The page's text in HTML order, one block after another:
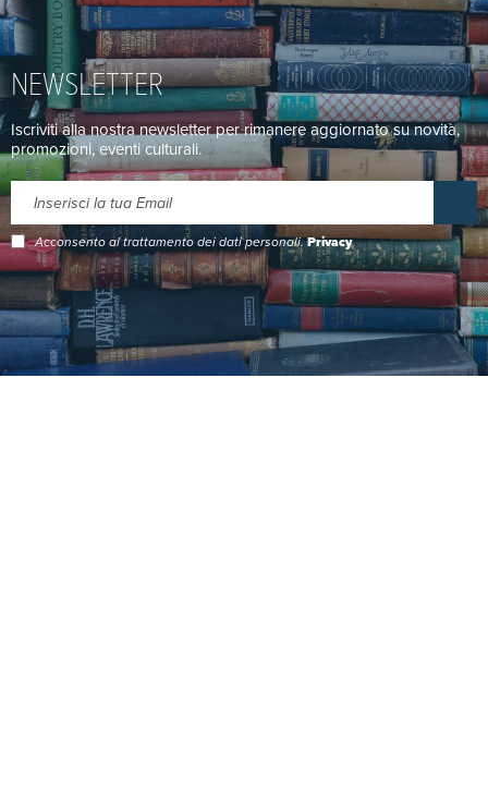
NEWSLETTER
Iscriviti alla nostra newsletter per rimanere aggiornato su novità,
promozioni, eventi culturali.
Acconsento al trattamento dei dati personali.Privacy